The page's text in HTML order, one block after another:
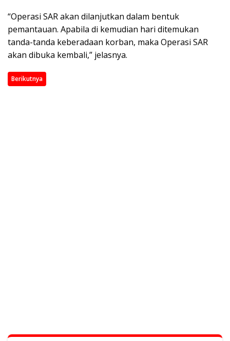
“Operasi SAR akan dilanjutkan dalam bentuk
pemantauan. Apabila di kemudian hari ditemukan
tanda-tanda keberadaan korban, maka Operasi SAR
akan dibuka kembali,” jelasnya.
Berikutnya